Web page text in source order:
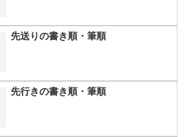
先送りの書き順・筆順
先行きの書き順・筆順